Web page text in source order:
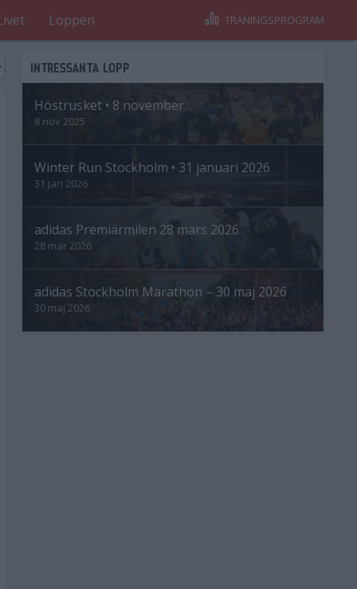
Loppen TRÄNINGSPROGRAM
INTRESSANTA LOPP
Höstrusket • 8 november
8 nov 2025
Winter Run Stockholm • 31 januari 2026
31 jan 2026
adidas Premiärmilen 28 mars 2026
28 mar 2026
adidas Stockholm Marathon – 30 maj 2026
30 maj 2026